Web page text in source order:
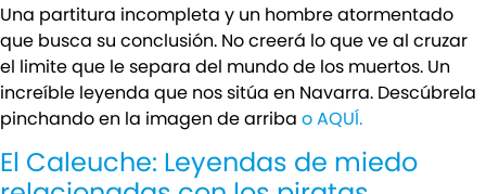
Una partitura incompleta y un hombre atormentado
que busca su conclusión. No creerá lo que ve al cruzar
el limite que le separa del mundo de los muertos. Un
increíble leyenda que nos sitúa en Navarra. Descúbrela
pinchando en la imagen de arriba o AQUÍ.
El Caleuche: Leyendas de miedo